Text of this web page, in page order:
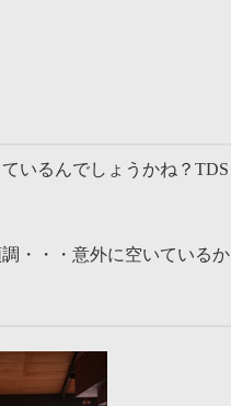
いるんでしょうかね？TDS
・・・意外に空いているか